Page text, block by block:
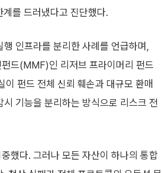
를 드러냈다고 진단했다.
인프라를 분리한 사례를 언급하며,
드(MMF)인 리저브 프라이머리 펀드
펀드 전체 신뢰 훼손과 대규모 환매
기능을 분리하는 방식으로 리스크 전
했다. 그러나 모든 자산이 하나의 통합